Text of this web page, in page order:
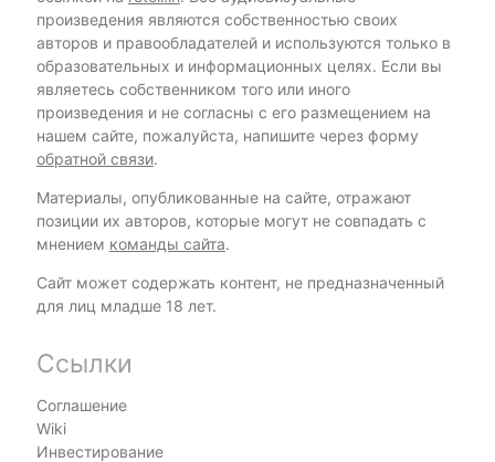
произведения являются собственностью своих
авторов и правообладателей и используются только в
образовательных и информационных целях. Если вы
являетесь собственником того или иного
произведения и не согласны с его размещением на
нашем сайте, пожалуйста, напишите через форму
обратной связи.
Материалы, опубликованные на сайте, отражают
позиции их авторов, которые могут не совпадать с
мнением команды сайта.
Сайт может содержать контент, не предназначенный
для лиц младше 18 лет.
Ссылки
Соглашение
Wiki
Инвестирование